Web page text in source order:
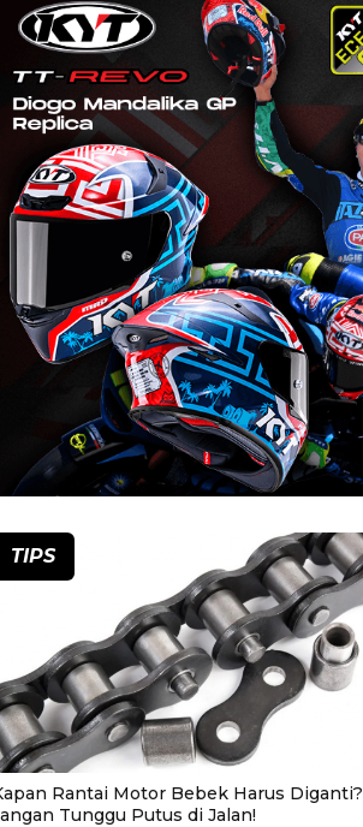
TIPS
Rantai Motor Bebek Harus Diganti?
Tunggu Putus di Jalan!